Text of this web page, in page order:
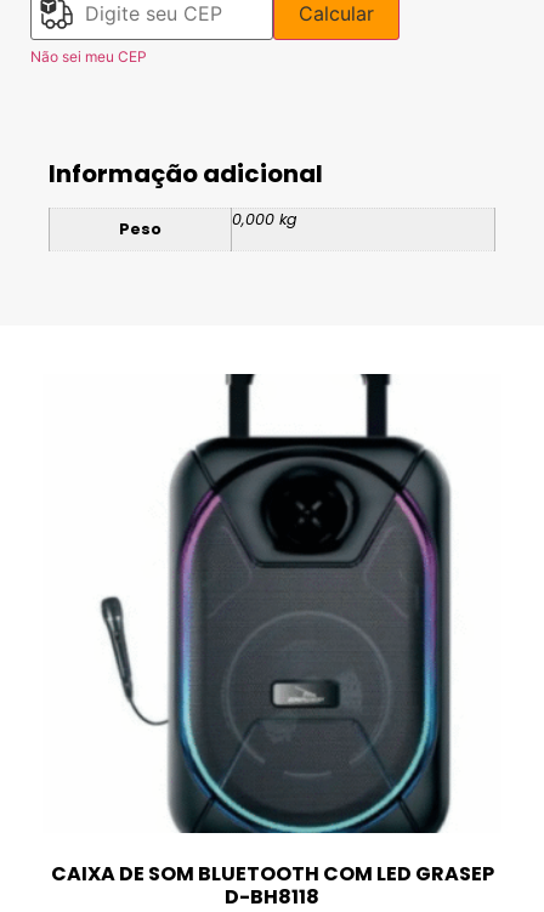
Calcular
Não sei meu CEP
Informação adicional
Peso 0,000 kg
CAIXA DE SOM BLUETOOTH COM LED GRASEP
D-BH8118